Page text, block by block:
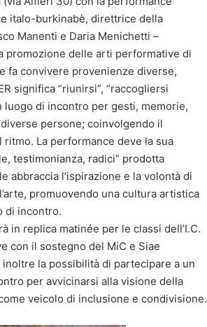
italo-burkinabè, direttrice della
Manenti e Daria Menichetti –
promozione delle arti performative di
fa convivere provenienze diverse,
significa “riunirsi”, “raccogliersi
di incontro per gesti, memorie,
persone; coinvolgendo il
La performance deve la sua
testimonianza, radici” prodotta
abbraccia l’ispirazione e la volontà di
promuovendo una cultura artistica
di incontro.
in replica matinée per le classi dell’I.C.
con il sostegno del MiC e Siae
la possibilità di partecipare a un
per avvicinarsi alla visione della
veicolo di inclusione e condivisione.